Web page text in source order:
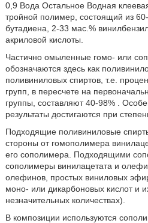
0,9 Вода Остальное Водная
тройной полимер, состоящий из
бутадиена, 2-33 мас.%
акриловой кислоты.
Частично омыленные гомо- или
обозначаются здесь как
поливиниловых спиртов, т.е.
групп, в пересчете на
группы, составляют 40-98% .
результаты достигаются при
Подходящие поливиниловые
стороны от гомополимера
его сополимера. Подходящими
сополимеры винилацетата и
олефинов, простых виниловых
моно- или дикарбоновых кислот и
незначительных количествах).
В композиции используются